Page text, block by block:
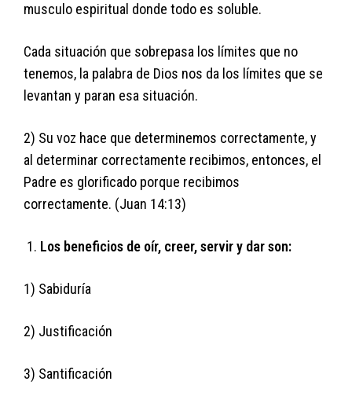
musculo espiritual donde todo es soluble.
Cada situación que sobrepasa los límites que no
tenemos, la palabra de Dios nos da los límites que se
levantan y paran esa situación.
2) Su voz hace que determinemos correctamente, y
al determinar correctamente recibimos, entonces, el
Padre es glorificado porque recibimos
correctamente. (Juan 14:13)
Los beneficios de oír, creer, servir y dar son:
1) Sabiduría
2) Justificación
3) Santificación